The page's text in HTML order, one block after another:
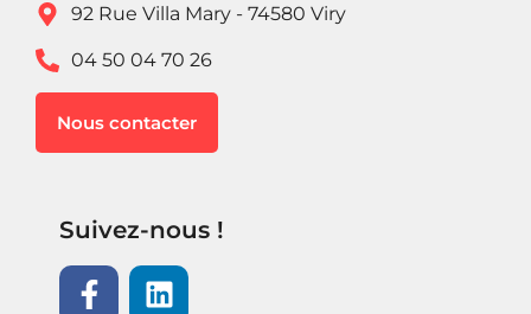
92 Rue Villa Mary - 74580 Viry
04 50 04 70 26
Nous contacter
Suivez-nous !